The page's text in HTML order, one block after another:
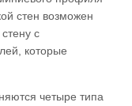
стен возможен
с
которые
четыре типа